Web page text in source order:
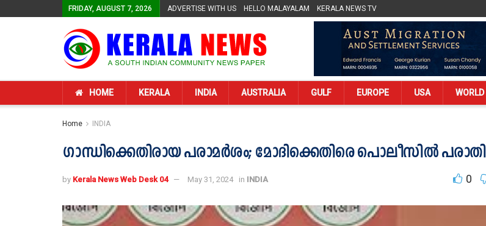
FRIDAY, AUGUST 7, 2026 ADVERTISE WITH US HELLO MALAYALAM KERALA NEWS TV
HOME KERALA INDIA AUSTRALIA GULF EUROPE USA WORLD
Home INDIA
ഗാന്ധിക്കെതിരായ പരാമർശം; മോദിക്കെതിരെ പൊലീസിൽ പരാതി
by Kerala News Web Desk 04 May 31, 2024 in INDIA 0